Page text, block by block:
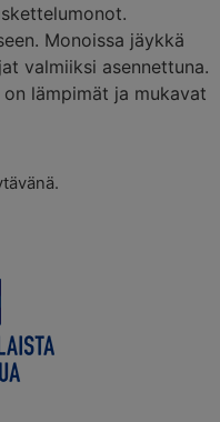
Monoissa jäykkä
valmiiksi asennettuna.
lämpimät ja mukavat